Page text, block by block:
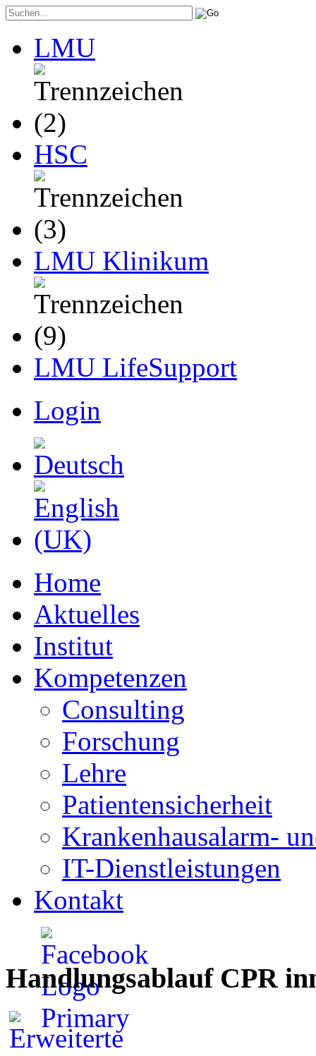
LMU
HSC
LMU Klinikum
LMU LifeSupport
Login
Home
Aktuelles
Institut
Kompetenzen
Consulting
Forschung
Lehre
Patientensicherheit
Krankenhausalarm-
IT-Dienstleistungen
Kontakt
Handlungsablauf CPR